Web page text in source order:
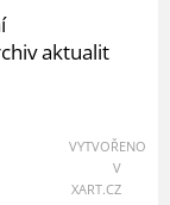
aktualit
VYTVOŘENO
V
XART.CZ